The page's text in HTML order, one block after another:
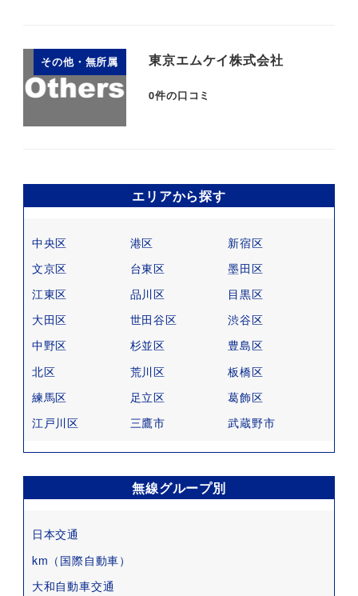
その他・無所属 東京エムケイ株式会社
0件の口コミ
エリアから探す
中央区 港区
新宿区
文京区
台東区
墨田区
江東区
品川区
目黒区
大田区
世田谷区
渋谷区
中野区
杉並区
豊島区
北区
荒川区
板橋区
練馬区
足立区
葛飾区
江戸川区
三鷹市 武蔵野市
無線グループ別
日本交通
km（国際自動車）
大和自動車交通